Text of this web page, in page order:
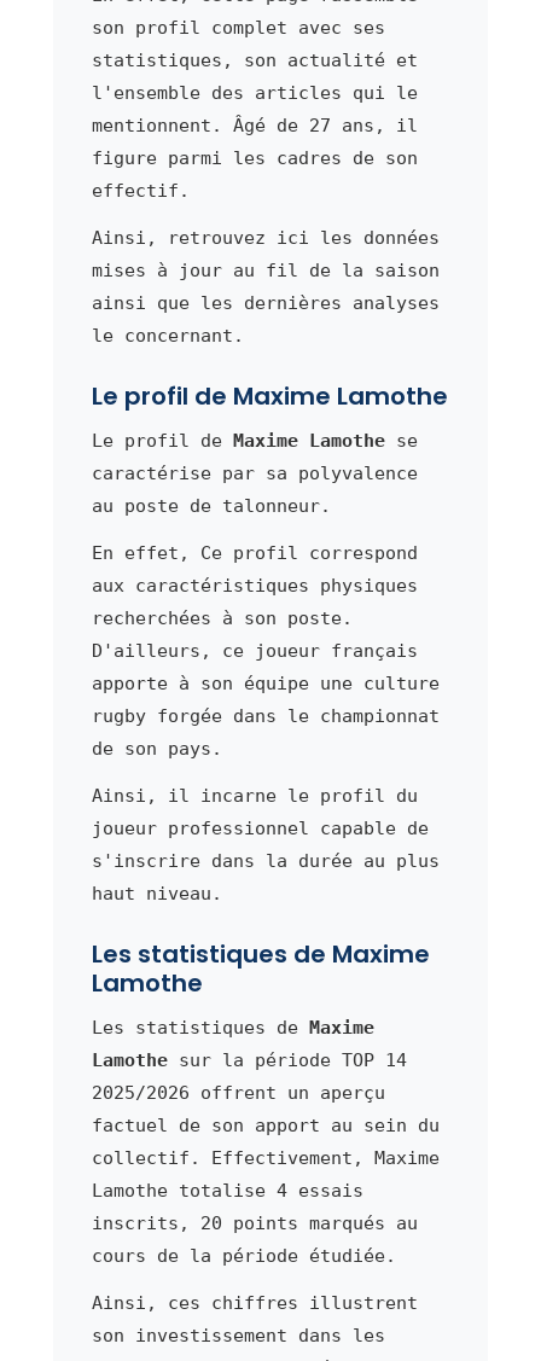
son profil complet avec ses
statistiques, son actualité et
l'ensemble des articles qui le
mentionnent. Âgé de 27 ans, il
figure parmi les cadres de son
effectif.
Ainsi, retrouvez ici les données
mises à jour au fil de la saison
ainsi que les dernières analyses
le concernant.
Le profil de Maxime Lamothe
Le profil de Maxime Lamothese
caractérise par sa polyvalence
au poste de talonneur.
En effet, Ce profil correspond
aux caractéristiques physiques
recherchées à son poste.
D'ailleurs, ce joueur français
apporte à son équipe une culture
rugby forgée dans le championnat
de son pays.
Ainsi, il incarne le profil du
joueur professionnel capable de
s'inscrire dans la durée au plus
haut niveau.
Les statistiques de Maxime
Lamothe
Les statistiques de Maxime
Lamothesur la période TOP 14
2025/2026 offrent un aperçu
factuel de son apport au sein du
collectif. Effectivement, Maxime
Lamothe totalise 4 essais
inscrits, 20 points marqués au
cours de la période étudiée.
Ainsi, ces chiffres illustrent
son investissement dans les